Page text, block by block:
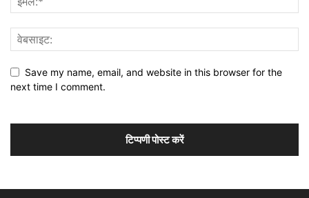
Save my name, email, and website in this browser for the
next time I comment.